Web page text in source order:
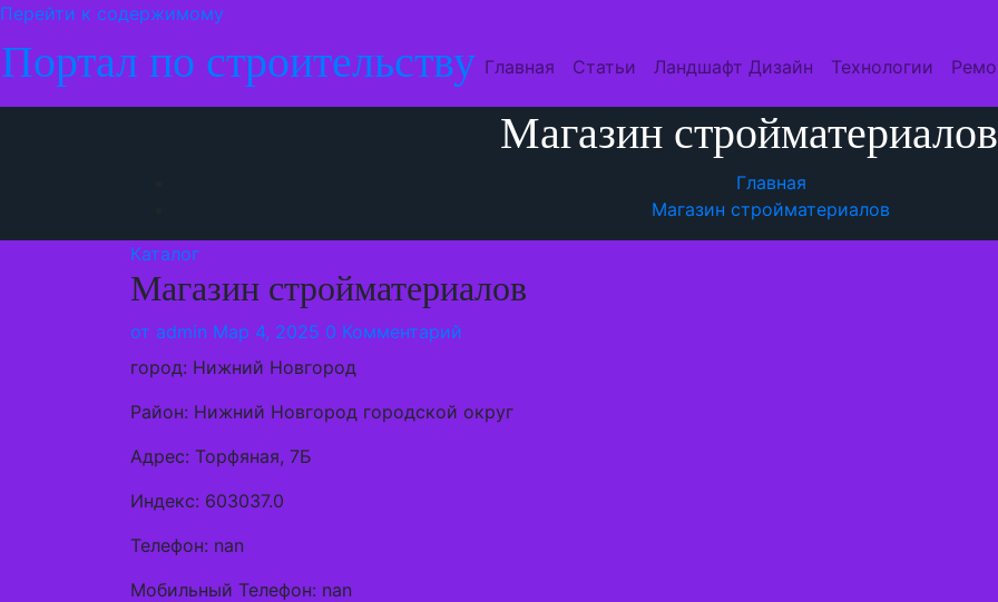
Перейти к содержимому
Портал по строительству Главная Статьи Ландшафт Дизайн Технологии
Магазин стройматериалов
Главная
Магазин стройматериалов
Каталог
Магазин стройматериалов
от admin Мар 4, 2025 0 Комментарий
город: Нижний Новгород
Район: Нижний Новгород городской округ
Адрес: Торфяная, 7Б
Индекс: 603037.0
Телефон: nan
Мобильный Телефон: nan